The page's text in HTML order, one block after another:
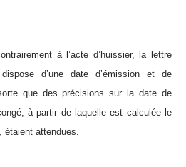
à l’acte d’huissier, la lettre
dispose d’une date d’émission et de
que des précisions sur la date de
à partir de laquelle est calculée le
étaient attendues.